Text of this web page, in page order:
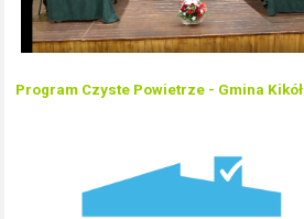
Program Czyste Powietrze - Gmina Kikół